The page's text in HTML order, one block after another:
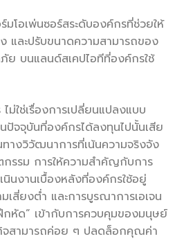
โอเพ่นซอร์สระดับองค์กรที่ช่วยให้
และปรับขนาดความสามารถของ
บนแลนด์สเคปไอทีที่องค์กรใช้
ใช่เรื่องการเปลี่ยนแปลงแบบ
ปัจจุบันที่องค์กรได้ลงทุนไปนั้นเสีย
ทางวิวัฒนาการที่เน้นความจริงจัง
กรรม การให้ความสำคัญกับการ
นินงานเบื้องหลังที่องค์กรใช้อยู่
สี่ยงต่ำ และการบูรณาการเอเจน
กหัด” เข้ากับการควบคุมของมนุษย์
จสามารถค่อย ๆ ปลดล็อกคุณค่า